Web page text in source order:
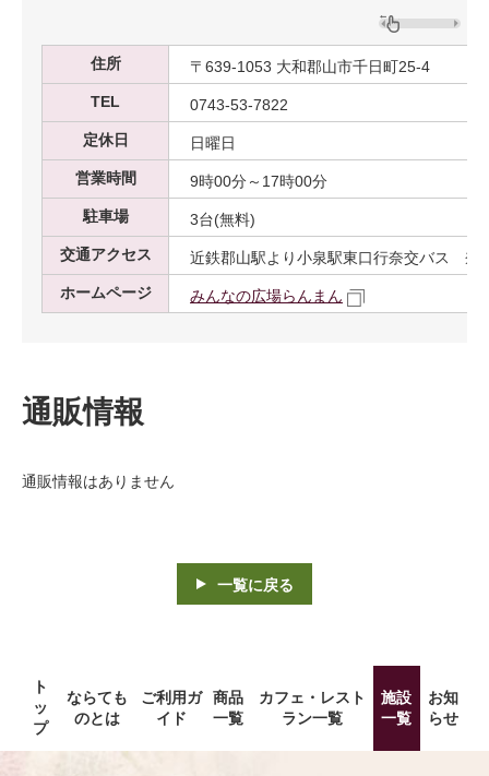
住所
〒639-1053 大和郡山市千日町25-4
TEL
0743-53-7822
定休日
日曜日
営業時間
9時00分～17時00分
駐車場
3台(無料)
交通アクセス
近鉄郡山駅より小泉駅東口行奈交バス 奈
ホームページ
みんなの広場らんまん
通販情報
通販情報はありません
一覧に戻る
ト
ッ
プ
ならても
のとは
ご利用ガ
イド
商品
一覧
カフェ・レスト
ラン一覧
施設
一覧
お知
らせ